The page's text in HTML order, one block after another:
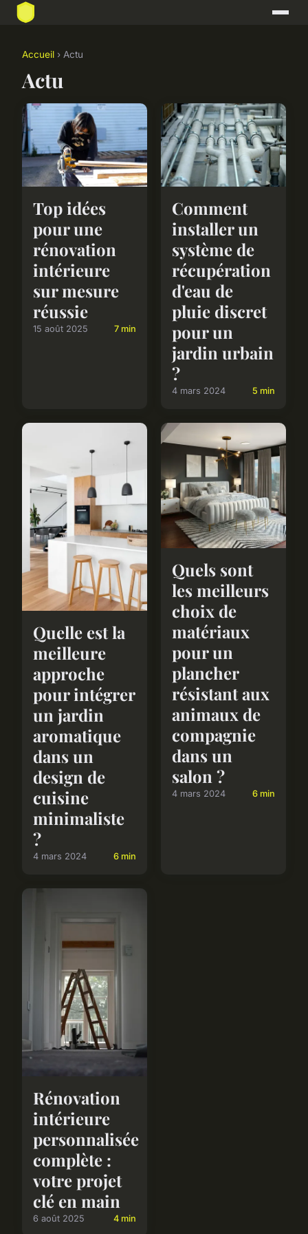
Accueil › Actu
Actu
Top idées
pour une
rénovation
intérieure
sur mesure
réussie
15 août 2025 7 min
Comment
installer un
système de
récupération
d'eau de
pluie discret
pour un
jardin urbain
?
4 mars 2024 5 min
Quelle est la
meilleure
approche
pour intégrer
un jardin
aromatique
dans un
design de
cuisine
minimaliste
?
4 mars 2024 6 min
Quels sont
les meilleurs
choix de
matériaux
pour un
plancher
résistant aux
animaux de
compagnie
dans un
salon ?
4 mars 2024 6 min
Rénovation
intérieure
personnalisée
complète :
votre projet
clé en main
6 août 2025 4 min